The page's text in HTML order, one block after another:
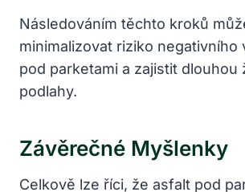
Následováním těchto kroků
minimalizovat riziko negativního
pod parketami a zajistit dlouhou
podlahy.
Závěrečné Myšlenky
Celkově lze říci, že asfalt pod